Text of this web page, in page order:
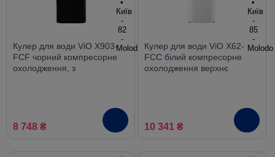
Кулер для води ViO X903-
FCF чорний компресорне
охолодження, з
8 748 ₴
Кулер для води ViO X62-
FCC білий компресорне
охолодження верхнє
10 341 ₴